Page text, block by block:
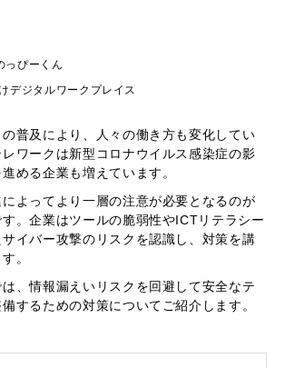
っぴーくん
デジタルワークプレイス
普及により、人々の働き方も変化してい
レワークは新型コロナウイルス感染症の影
める企業も増えています。
よってより一層の注意が必要となるのが
。企業はツールの脆弱性やICTリテラシー
イバー攻撃のリスクを認識し、対策を講
。
、情報漏えいリスクを回避して安全なテ
するための対策についてご紹介します。